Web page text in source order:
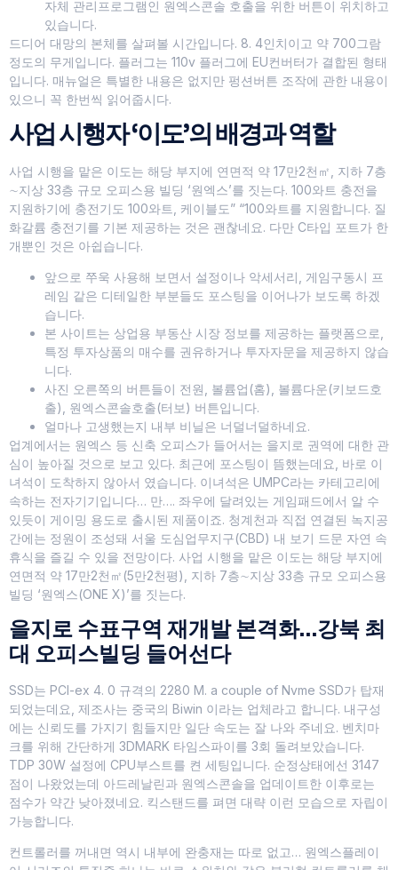
자체 관리프로그램인 원엑스콘솔 호출을 위한 버튼이 위치하고
있습니다.
드디어 대망의 본체를 살펴볼 시간입니다. 8. 4인치이고 약 700그람
정도의 무게입니다. 플러그는 110v 플러그에 EU컨버터가 결합된 형태
입니다. 매뉴얼은 특별한 내용은 없지만 펑션버튼 조작에 관한 내용이
있으니 꼭 한번씩 읽어줍시다.
사업 시행자 ‘이도’의 배경과 역할
사업 시행을 맡은 이도는 해당 부지에 연면적 약 17만2천㎡, 지하 7층
∼지상 33층 규모 오피스용 빌딩 ‘원엑스’를 짓는다. 100와트 충전을
지원하기에 충전기도 100와트, 케이블도” “100와트를 지원합니다. 질
화갈륨 충전기를 기본 제공하는 것은 괜찮네요. 다만 C타입 포트가 한
개뿐인 것은 아쉽습니다.
앞으로 쭈욱 사용해 보면서 설정이나 악세서리, 게임구동시 프
레임 같은 디테일한 부분들도 포스팅을 이어나가 보도록 하겠
습니다.
본 사이트는 상업용 부동산 시장 정보를 제공하는 플랫폼으로,
특정 투자상품의 매수를 권유하거나 투자자문을 제공하지 않습
니다.
사진 오른쪽의 버튼들이 전원, 볼륨업(홈), 볼륨다운(키보드호
출), 원엑스콘솔호출(터보) 버튼입니다.
얼마나 고생했는지 내부 비닐은 너덜너덜하네요.
업계에서는 원엑스 등 신축 오피스가 들어서는 을지로 권역에 대한 관
심이 높아질 것으로 보고 있다. 최근에 포스팅이 뜸했는데요, 바로 이
녀석이 도착하지 않아서 였습니다. 이녀석은 UMPC라는 카테고리에
속하는 전자기기입니다… 만…. 좌우에 달려있는 게임패드에서 알 수
있듯이 게이밍 용도로 출시된 제품이죠. 청계천과 직접 연결된 녹지공
간에는 정원이 조성돼 서울 도심업무지구(CBD) 내 보기 드문 자연 속
휴식을 즐길 수 있을 전망이다. 사업 시행을 맡은 이도는 해당 부지에
연면적 약 17만2천㎡(5만2천평), 지하 7층∼지상 33층 규모 오피스용
빌딩 ‘원엑스(ONE X)’를 짓는다.
을지로 수표구역 재개발 본격화…강북 최
대 오피스빌딩 들어선다
SSD는 PCI-ex 4. 0 규격의 2280 M. a couple of Nvme SSD가 탑재
되었는데요, 제조사는 중국의 Biwin 이라는 업체라고 합니다. 내구성
에는 신뢰도를 가지기 힘들지만 일단 속도는 잘 나와 주네요. 벤치마
크를 위해 간단하게 3DMARK 타임스파이를 3회 돌려보았습니다.
TDP 30W 설정에 CPU부스트를 켠 세팅입니다. 순정상태에선 3147
점이 나왔었는데 아드레날린과 원엑스콘솔을 업데이트한 이후로는
점수가 약간 낮아졌네요. 킥스탠드를 펴면 대략 이런 모습으로 자립이
가능합니다.
컨트롤러를 꺼내면 역시 내부에 완충재는 따로 없고… 원엑스플레이